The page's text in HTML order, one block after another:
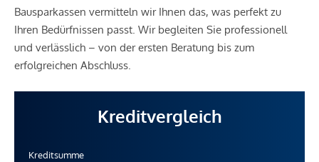
Bausparkassen vermitteln wir Ihnen das, was perfekt zu
Ihren Bedürfnissen passt. Wir begleiten Sie professionell
und verlässlich – von der ersten Beratung bis zum
erfolgreichen Abschluss.
Kreditvergleich
Kreditsumme